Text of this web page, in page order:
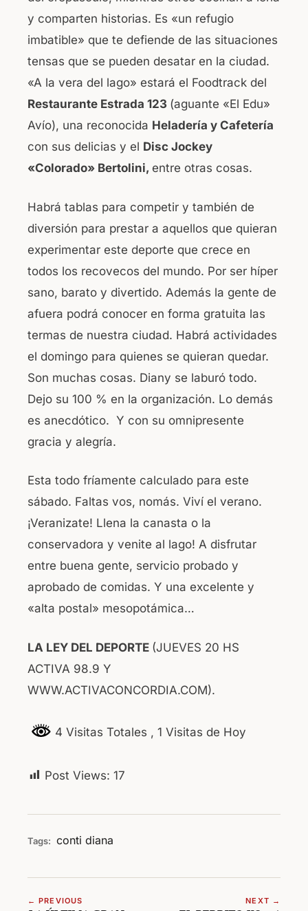
y comparten historias. Es «un refugio
imbatible» que te defiende de las situaciones
tensas que se pueden desatar en la ciudad.
«A la vera del lago» estará el Foodtrack del
Restaurante Estrada 123 (aguante «El Edu»
Avío), una reconocida Heladería y Cafetería
con sus delicias y el Disc Jockey
«Colorado» Bertolini, entre otras cosas.
Habrá tablas para competir y también de
diversión para prestar a aquellos que quieran
experimentar este deporte que crece en
todos los recovecos del mundo. Por ser híper
sano, barato y divertido. Además la gente de
afuera podrá conocer en forma gratuita las
termas de nuestra ciudad. Habrá actividades
el domingo para quienes se quieran quedar.
Son muchas cosas. Diany se laburó todo.
Dejo su 100 % en la organización. Lo demás
es anecdótico. Y con su omnipresente
gracia y alegría.
Esta todo fríamente calculado para este
sábado. Faltas vos, nomás. Viví el verano.
¡Veranizate! Llena la canasta o la
conservadora y venite al lago! A disfrutar
entre buena gente, servicio probado y
aprobado de comidas. Y una excelente y
«alta postal» mesopotámica…
LA LEY DEL DEPORTE (JUEVES 20 HS
ACTIVA 98.9 Y
WWW.ACTIVACONCORDIA.COM).
4 Visitas Totales , 1 Visitas de Hoy
Post Views: 17
Tags: conti diana
← PREVIOUS NEXT →